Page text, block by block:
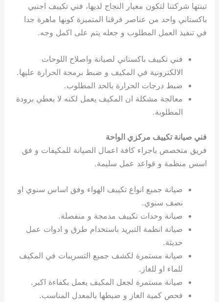
تبنتها شركتنا لتكون معيار النجاح لديها، فني تكييف اجنبي
باكستاني واحد من عناصر فرقنا المتميزة كونها ماهرة جدا
في تنفيذ العمل المطلوب و جعله يتم على اكمل وجه.
فني تكييف باكستاني لصيانة واصلاح اللوحات
الالكترونية في المكيف و ضبط برمجة الحرارة عليها.
ضبط درجات الحرارة بالحد المطلوب.
معالجة مشكلة ان المكيف يعمل لكنه لا يعطي برودة
المطلوبة.
فني صيانة تكييف مركزي الواحة
فريق متخصص باجراء كافة اعمال الصيانة للمكيفات و فق
اسس منظمة و قواعد عمل سليمة.
صيانة جميع انواع تكييف الهواء وفق اساس سنوي او
نصف سنوي.
صيانة وحدات تكييف مدمجة و منفصلة.
صيانة انظمة التبريد باستخدام طرق و ادوات عمل
حديثة.
صيانة مستمرة لكشف جميع التسريبات في المكيف
للماء او للغاز.
صيانة مستمرة لجعل المكيف يعمل بكفاءة اكبر.
فحص كمية الغاز و ضبطها بالمعدل المناسب.